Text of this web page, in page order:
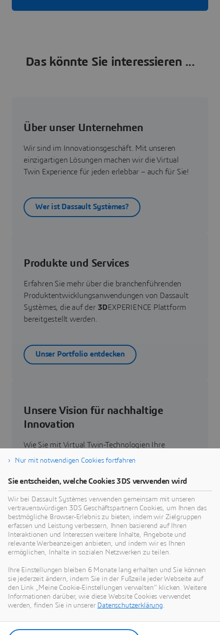
Das könnte Sie interessieren ...
Über unser Unternehmen
Wir sind im Innovationsgeschäft. Mit unseren
einzigartigen Lösungen machen wir die Virtual
Twin Experience für jeden erlebbar – auch für Sie!
Wer ist Dassault Systèmes?
Produkte und Services
Erfahren Sie mehr über die branchenführenden
Produktentwicklungsanwendungen von Dassault
Systèmes, die auf der 3DEXPERIENCE Plattform
bereitgestellt werden.
Unser Portfolio entdecken
Unsere Vision für nachhaltige
Innovation
Wie Sie mit Virtual Twin-Technologien Ihre
Produkte, Prozesse und sogar Geschäftsmodelle
Innovationen zu entwickeln.
Zum Thema Nachhaltigkeit
Unsere aktuellen Neuigkeiten
Hier finden Sie alle Pressemitteilungen und
Medienberichte von Dassault Systèmes.
Nur mit notwendigen Cookies fortfahren
Sie entscheiden, welche Cookies 3DS verwenden wird
Wir bei Dassault Systèmes verwenden gemeinsam mit unseren
vertrauenswürdigen 3DS Geschäftspartnern Cookies, um Ihnen das
bestmögliche Browser-Erlebnis zu bieten, indem wir Zielgruppen
erfassen und Leistung verbessern, Ihnen basierend auf Ihren
Interaktionen und Interessen weitere Inhalte, Angebote und
relevante Werbeanzeigen anbieten, und indem wir es Ihnen
ermöglichen, Inhalte in sozialen Netzwerken zu teilen.
Ihre Einstellungen bleiben 6 Monate lang erhalten und Sie können
sie jederzeit ändern, indem Sie in der Fußzeile jeder Webseite auf
den Link „Meine Cookie-Einstellungen verwalten“ klicken. Weitere
Informationen darüber, wie diese Website Cookies verwendet
werden, finden Sie in unserer Datenschutzerklärung.